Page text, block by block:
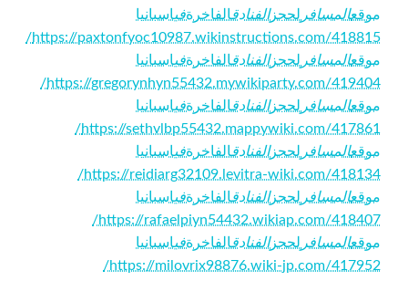
موقعالمسافر لحجزالفنادقالفاخرةفياسبانيا
https://paxtonfyoc10987.wikinstructions.com/418815/
موقعالمسافر لحجزالفنادقالفاخرةفياسبانيا
https://gregorynhyn55432.mywikiparty.com/419404/
موقعالمسافر لحجزالفنادقالفاخرةفياسبانيا
https://sethvlbp55432.mappywiki.com/417861/
موقعالمسافر لحجزالفنادقالفاخرةفياسبانيا
https://reidiarg32109.levitra-wiki.com/418134/
موقعالمسافر لحجزالفنادقالفاخرةفياسبانيا
https://rafaelpiyn54432.wikiap.com/418407/
موقعالمسافر لحجزالفنادقالفاخرةفياسبانيا
https://milovrix98876.wiki-jp.com/417952/